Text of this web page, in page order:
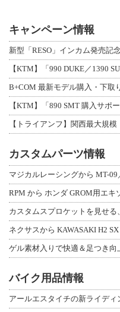
キャンペーン情報
【KTM】「990 DUKE／1390
【KTM】「890 SMT 購入サポ
カスタムパーツ情報
ネクサスから KAWASAKI H2
バイク用品情報